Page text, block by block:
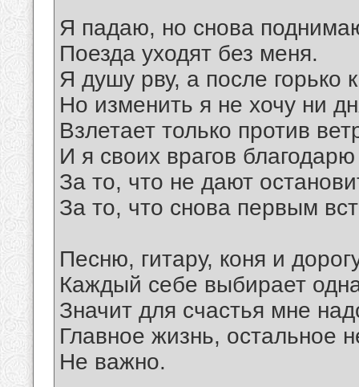
Я падаю, но снова
Поезда уходят без меня.
Я душу рву, а после горько
Но изменить я не хочу ни
Взлетает только против
И я своих врагов благодарю
За то, что не дают
За то, что снова первым
Песню, гитару, коня и
Каждый себе выбирает
Значит для счастья мне
Главное жизнь, остальное
Не важно.